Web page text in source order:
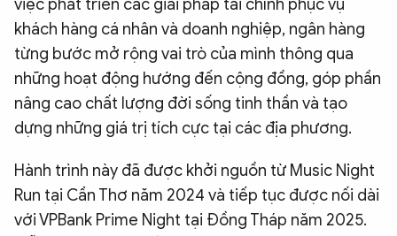
việc phát triển các giải pháp tài chính phục vụ
khách hàng cá nhân và doanh nghiệp, ngân hàng
từng bước mở rộng vai trò của mình thông qua
những hoạt động hướng đến cộng đồng, góp phần
nâng cao chất lượng đời sống tinh thần và tạo
dựng những giá trị tích cực tại các địa phương.
Hành trình này đã được khởi nguồn từ Music Night
Run tại Cần Thơ năm 2024 và tiếp tục được nối dài
với VPBank Prime Night tại Đồng Tháp năm 2025.